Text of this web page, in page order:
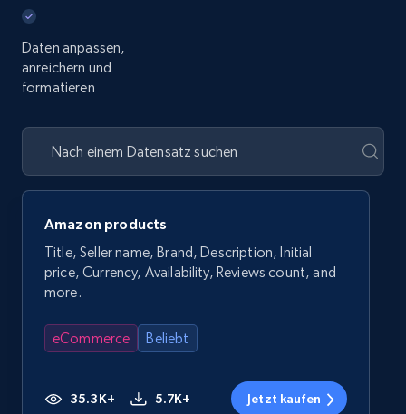
Daten anpassen,
anreichern und
formatieren
Amazon products
Title, Seller name, Brand, Description, Initial
price, Currency, Availability, Reviews count, and
more.
eCommerce Beliebt
35.3K+ 5.7K+ Jetzt kaufen